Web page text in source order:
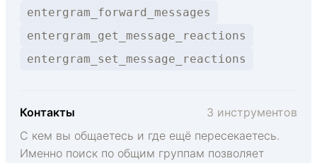
entergram_forward_messages
entergram_get_message_reactions
entergram_set_message_reactions
Контакты
3 инструментов
С кем вы общаетесь и где ещё пересекаетесь.
Именно поиск по общим группам позволяет